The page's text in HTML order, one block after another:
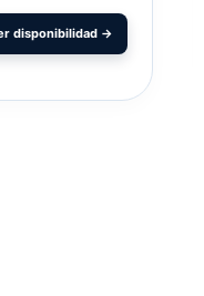
disponibilidad →